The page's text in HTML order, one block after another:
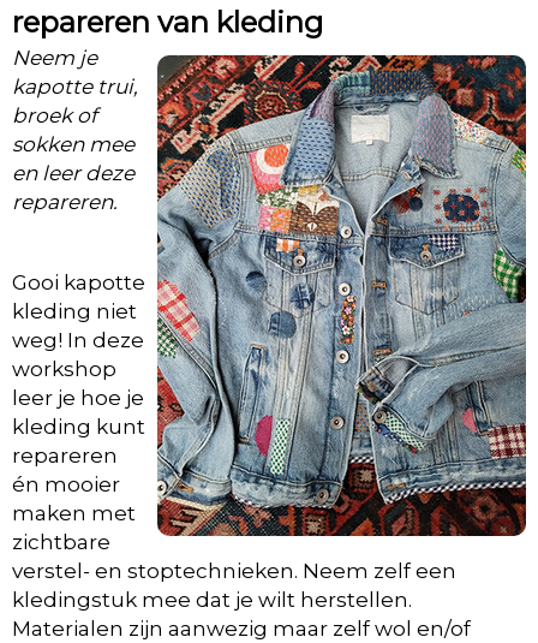
repareren van kleding
Neem je
kapotte trui,
broek of
sokken mee
en leer deze
repareren.
Gooi kapotte
kleding niet
weg! In deze
workshop
leer je hoe je
kleding kunt
repareren
én mooier
maken met
zichtbare
verstel- en stoptechnieken. Neem zelf een
kledingstuk mee dat je wilt herstellen.
Materialen zijn aanwezig maar zelf wol en/of